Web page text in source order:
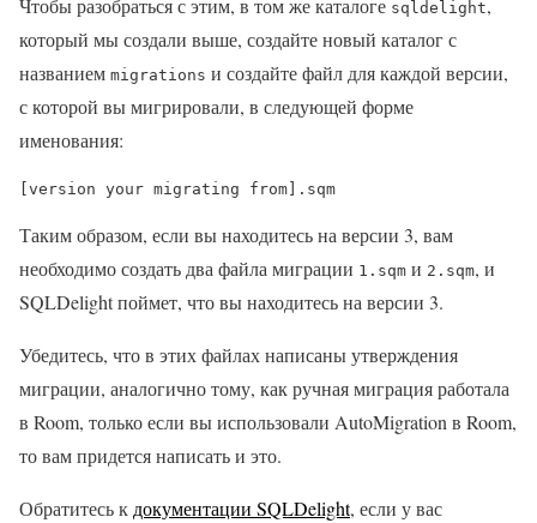
Чтобы разобраться с этим, в том же каталоге sqldelight,
который мы создали выше, создайте новый каталог с
названием migrations и создайте файл для каждой версии,
с которой вы мигрировали, в следующей форме
именования:
[version your migrating from].sqm
Таким образом, если вы находитесь на версии 3, вам
необходимо создать два файла миграции 1.sqm и 2.sqm, и
SQLDelight поймет, что вы находитесь на версии 3.
Убедитесь, что в этих файлах написаны утверждения
миграции, аналогично тому, как ручная миграция работала
в Room, только если вы использовали AutoMigration в Room,
то вам придется написать и это.
Обратитесь к документации SQLDelight, если у вас